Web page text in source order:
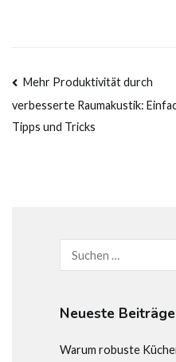
Mehr Produktivität durch
verbesserte Raumakustik:
Tipps und Tricks
Suchen
nach:
Neueste Beiträge
Warum robuste